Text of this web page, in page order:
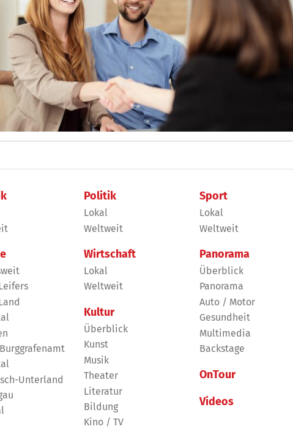
Unterland
Politik
Lokal
Weltweit
Wirtschaft
Lokal
Weltweit
Kultur
Überblick
Kunst
Musik
Theater
Literatur
Bildung
Kino / TV
Sport
Lokal
Weltweit
Panorama
Überblick
Panorama
Auto / Motor
Gesundheit
Multimedia
Backstage
OnTour
Videos